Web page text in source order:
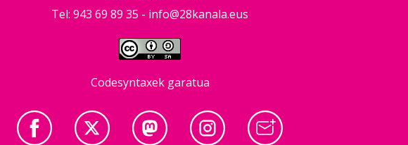
Tel: 943 69 89 35 - info@28kanala.eus
Codesyntaxek garatua